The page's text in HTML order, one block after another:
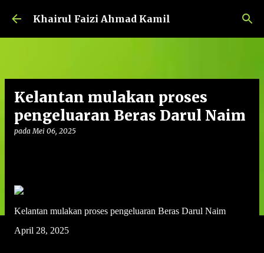
Langkau ke kandungan utama
Khairul Faizi Ahmad Kamil
Kelantan mulakan proses
pengeluaran Beras Darul Naim
padaMei 06, 2025
Kelantan mulakan proses pengeluaran Beras Darul Naim
April 28, 2025